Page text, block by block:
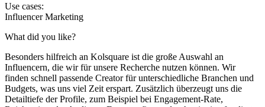
Use cases:
Influencer Marketing
What did you like?
Besonders hilfreich an Kolsquare ist die große Auswahl an
Influencern, die wir für unsere Recherche nutzen können. Wir
finden schnell passende Creator für unterschiedliche Branchen und
Budgets, was uns viel Zeit erspart. Zusätzlich überzeugt uns die
Detailtiefe der Profile, zum Beispiel bei Engagement-Rate,